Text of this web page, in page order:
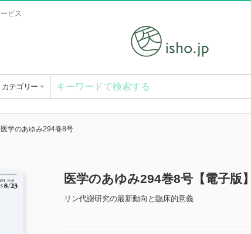
ビス
カテゴリー
医学のあゆみ294巻8号
医学のあゆみ294巻8号【電子版】
リン代謝研究の最新動向と臨床的意義